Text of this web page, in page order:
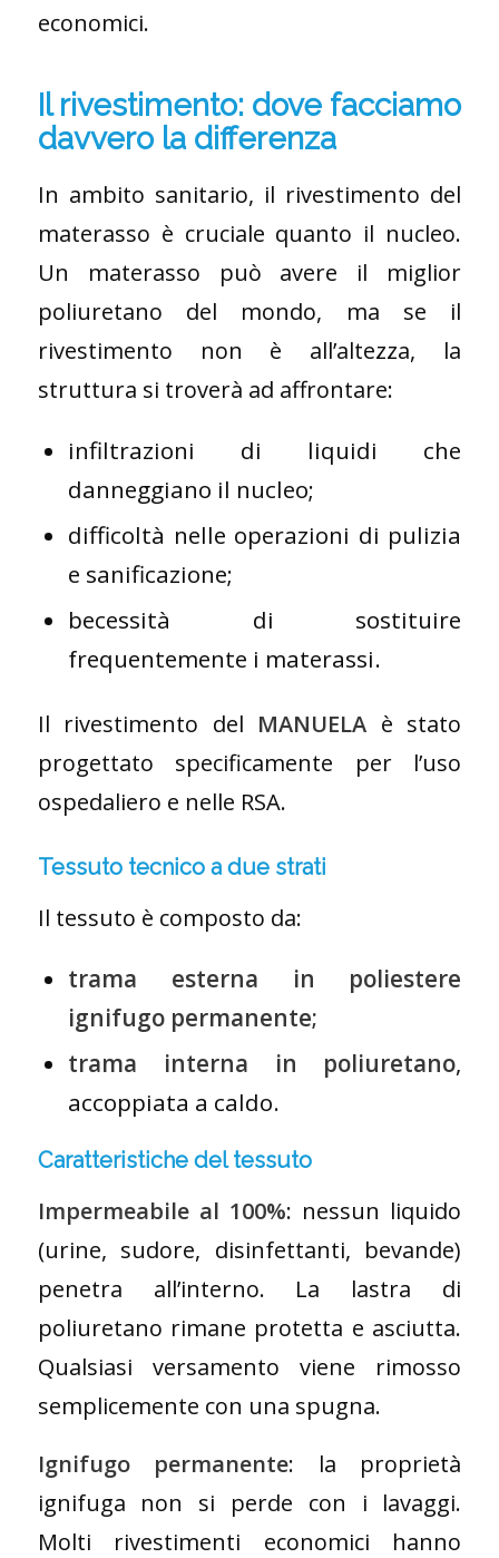
economici.
Il rivestimento: dove facciamo
davvero la differenza
In ambito sanitario, il rivestimento del
materasso è cruciale quanto il nucleo.
Un materasso può avere il miglior
poliuretano del mondo, ma se il
rivestimento non è all’altezza, la
struttura si troverà ad affrontare:
infiltrazioni di liquidi che
danneggiano il nucleo;
difficoltà nelle operazioni di pulizia
e sanificazione;
becessità di sostituire
frequentemente i materassi.
Il rivestimento del MANUELA è stato
progettato specificamente per l’uso
ospedaliero e nelle RSA.
Tessuto tecnico a due strati
Il tessuto è composto da:
trama esterna in poliestere
ignifugo permanente;
trama interna in poliuretano,
accoppiata a caldo.
Caratteristiche del tessuto
Impermeabile al 100%: nessun liquido
(urine, sudore, disinfettanti, bevande)
penetra all’interno. La lastra di
poliuretano rimane protetta e asciutta.
Qualsiasi versamento viene rimosso
semplicemente con una spugna.
Ignifugo permanente: la proprietà
ignifuga non si perde con i lavaggi.
Molti rivestimenti economici hanno